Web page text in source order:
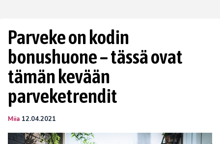
Parveke on kodin
bonushuone – tässä ovat
tämän kevään
parveketrendit
Miia 12.04.2021